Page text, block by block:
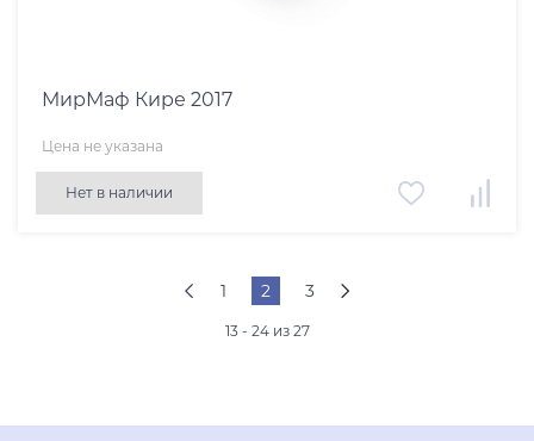
МирМаф Кире 2017
Цена не указана
Нет в наличии
1 2 3
13 - 24 из 27